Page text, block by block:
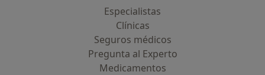
Especialistas
Clínicas
Seguros médicos
Pregunta al Experto
Medicamentos